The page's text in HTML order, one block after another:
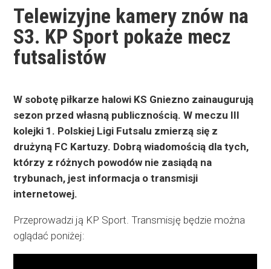
Telewizyjne kamery znów na
S3. KP Sport pokaże mecz
futsalistów
W sobotę piłkarze halowi KS Gniezno zainaugurują
sezon przed własną publicznością. W meczu III
kolejki 1. Polskiej Ligi Futsalu zmierzą się z
drużyną FC Kartuzy. Dobrą wiadomością dla tych,
którzy z różnych powodów nie zasiądą na
trybunach, jest informacja o transmisji
internetowej.
Przeprowadzi ją KP Sport. Transmisję będzie można
oglądać poniżej: